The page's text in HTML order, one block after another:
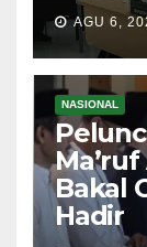
AGU 6,
NASIONAL
Bakal
Hadir